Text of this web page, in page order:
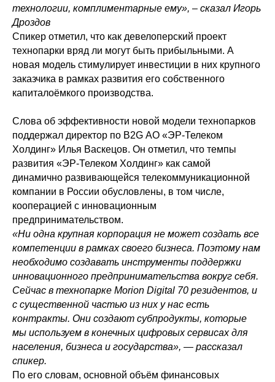
технологии, комплиментарные ему», – сказал Игорь
Дроздов
Спикер отметил, что как девелоперский проект
технопарки вряд ли могут быть прибыльными. А
новая модель стимулирует инвестиции в них крупного
заказчика в рамках развития его собственного
капиталоёмкого производства.
Слова об эффективности новой модели технопарков
поддержал директор по B2G АО «ЭР-Телеком
Холдинг» Илья Васкецов. Он отметил, что темпы
развития «ЭР-Телеком Холдинг» как самой
динамично развивающейся телекоммуникационной
компании в России обусловлены, в том числе,
кооперацией с инновационным
предпринимательством.
«Ни одна крупная корпорация не может создать все
компетенции в рамках своего бизнеса. Поэтому нам
необходимо создавать инструменты поддержки
инновационного предпринимательства вокруг себя.
Сейчас в технопарке Morion Digital 70 резидентов, и
с существенной частью из них у нас есть
контракты. Они создают субпродукты, которые
мы используем в конечных цифровых сервисах для
населения, бизнеса и государства», — рассказал
спикер.
По его словам, основной объём финансовых